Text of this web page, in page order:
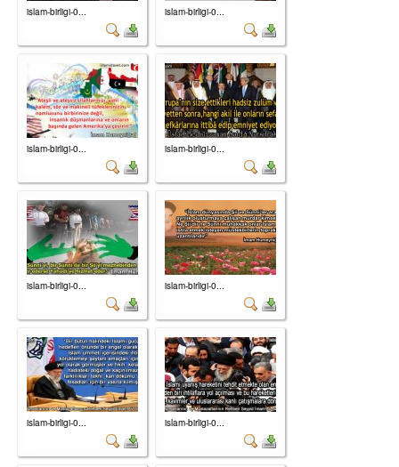
islam-birligi-0... islam-birligi-0...
islam-birligi-0... islam-birligi-0...
islam-birligi-0... islam-birligi-0...
islam-birligi-0... islam-birligi-0...